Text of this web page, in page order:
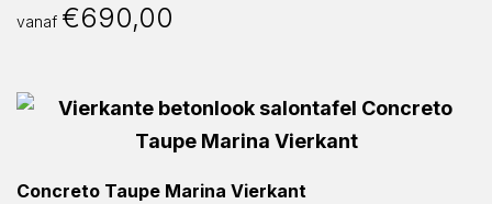
vanaf €690,00
Concreto Taupe Marina Vierkant